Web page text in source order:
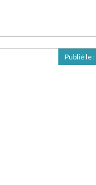
Publié le :